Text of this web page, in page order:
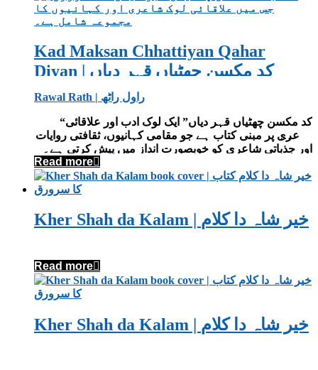
Kad Maksan Chhattiyan Qahar
Diyan | کد مکسن چھٹیاں قہر دیاں
Rawal Rath | راول راٹھ
“کد مکسن چھٹیاں قہر دیاں” ایک لوک ادب اور علاقائی
شاعری پر مبنی کتاب ہے جو مقامی کہانیوں، ثقافتی روایات
اور جذباتی شاعری کو خوبصورت انداز میں پیش کرتی ہے۔
یہ کتاب اردو اور پنجابی ادب کے شائقین کے لیے قیمتی اضافہ
ہے۔
Read more
Kher Shah da Kalam | خیر شاہ دا کلام
Read more
Kher Shah da Kalam | خیر شاہ دا کلام